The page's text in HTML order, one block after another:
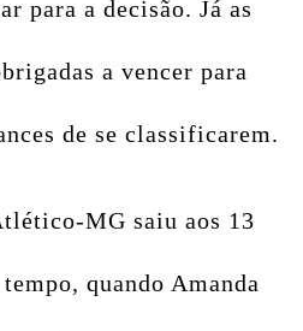
para a decisão. Já as
a vencer para
de se classificarem.
MG saiu aos 13
quando Amanda